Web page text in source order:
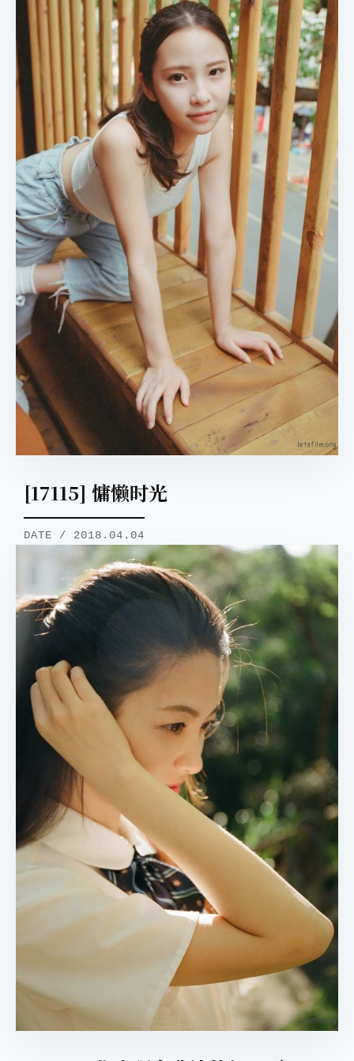
[17115] 慵懒时光
DATE / 2018.04.04